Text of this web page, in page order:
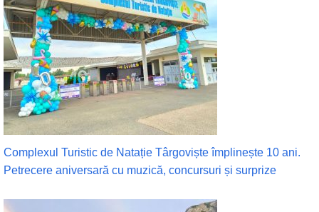
Complexul Turistic de Natație Târgoviște împlinește 10 ani.
Petrecere aniversară cu muzică, concursuri și surprize